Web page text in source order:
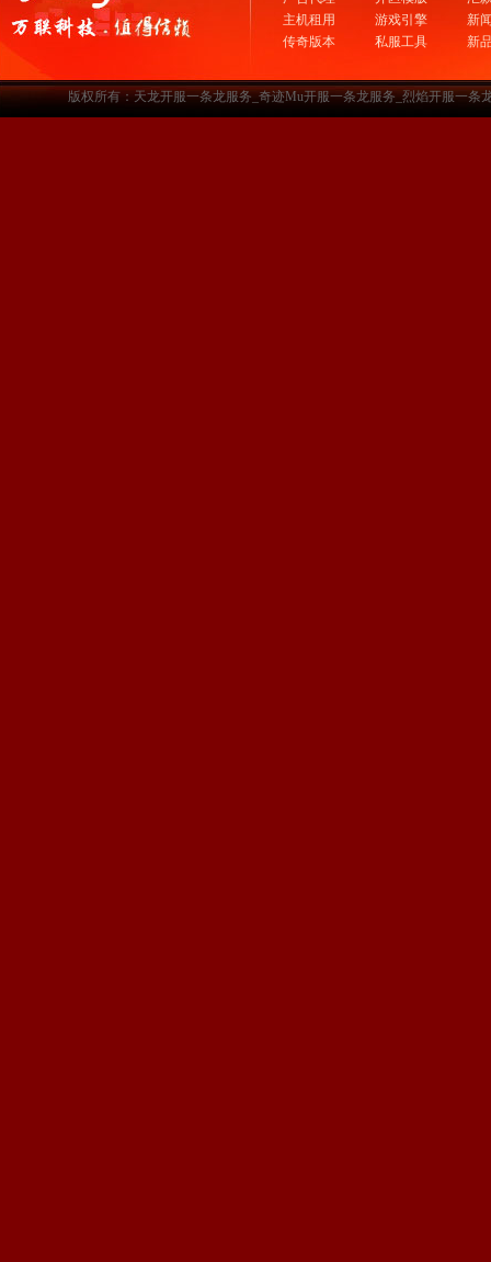
主机租用
传奇版本
游戏引擎
私服工具
新
新
版权所有：天龙开服一条龙服务_奇迹Mu开服一条龙服务_烈焰开服一条